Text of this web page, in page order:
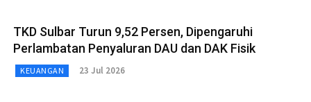
TKD Sulbar Turun 9,52 Persen, Dipengaruhi
Perlambatan Penyaluran DAU dan DAK Fisik
KEUANGAN 23 Jul 2026